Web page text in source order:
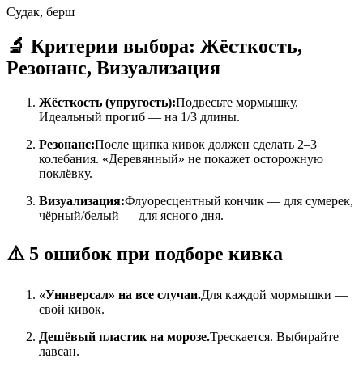
Судак, берш
🔬 Критерии выбора: Жёсткость,
Резонанс, Визуализация
Жёсткость (упругость):Подвесьте мормышку.
Идеальный прогиб — на 1/3 длины.
Резонанс:После щипка кивок должен сделать 2–3
колебания. «Деревянный» не покажет осторожную
поклёвку.
Визуализация:Флуоресцентный кончик — для сумерек,
чёрный/белый — для ясного дня.
⚠️ 5 ошибок при подборе кивка
«Универсал» на все случаи.Для каждой мормышки —
свой кивок.
Дешёвый пластик на морозе.Трескается. Выбирайте
лавсан.